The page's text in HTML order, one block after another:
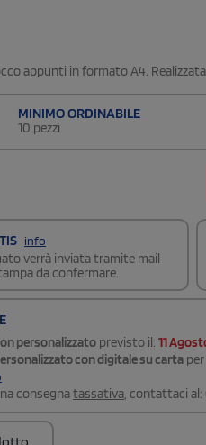
appunti in formato A4.
MINIMO ORDINABILE
10 pezzi
info
verrà inviata tramite mail
da confermare.
personalizzato previsto il: 11
con digitale su carta
consegnatassativa , contattaci al: